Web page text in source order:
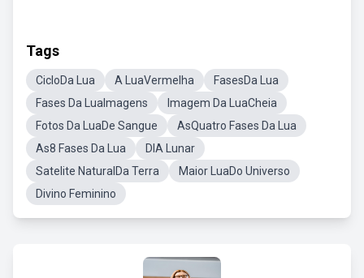
Tags
CicloDa Lua A LuaVermelha
FasesDa Lua
Fases Da LuaImagens
Imagem Da LuaCheia
Fotos Da LuaDe Sangue
AsQuatro Fases Da Lua
As8 Fases Da Lua
DIA Lunar
Satelite NaturalDa Terra
Maior LuaDo Universo
Divino Feminino